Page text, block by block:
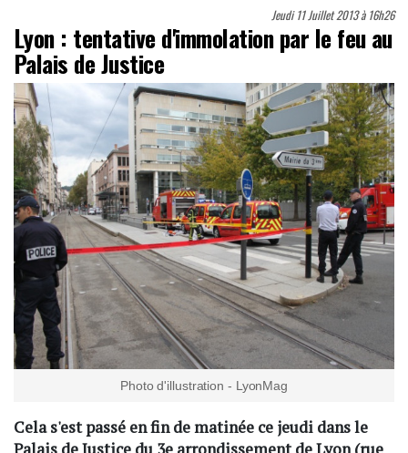
Jeudi 11 Juillet 2013 à 16h26
Lyon : tentative d'immolation par le feu au
Palais de Justice
Photo d'illustration - LyonMag
Cela s'est passé en fin de matinée ce jeudi dans le
Palais de Justice du 3e arrondissement de Lyon (rue